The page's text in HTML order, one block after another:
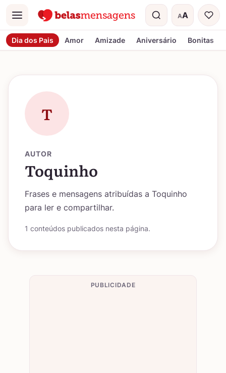
Menu AA
Tamanho do
Dia dos Pais Amor Amizade Aniversário Bonitas
T
AUTOR
Toquinho
Frases e mensagens atribuídas a Toquinho
para ler e compartilhar.
1 conteúdos publicados nesta página.
PUBLICIDADE